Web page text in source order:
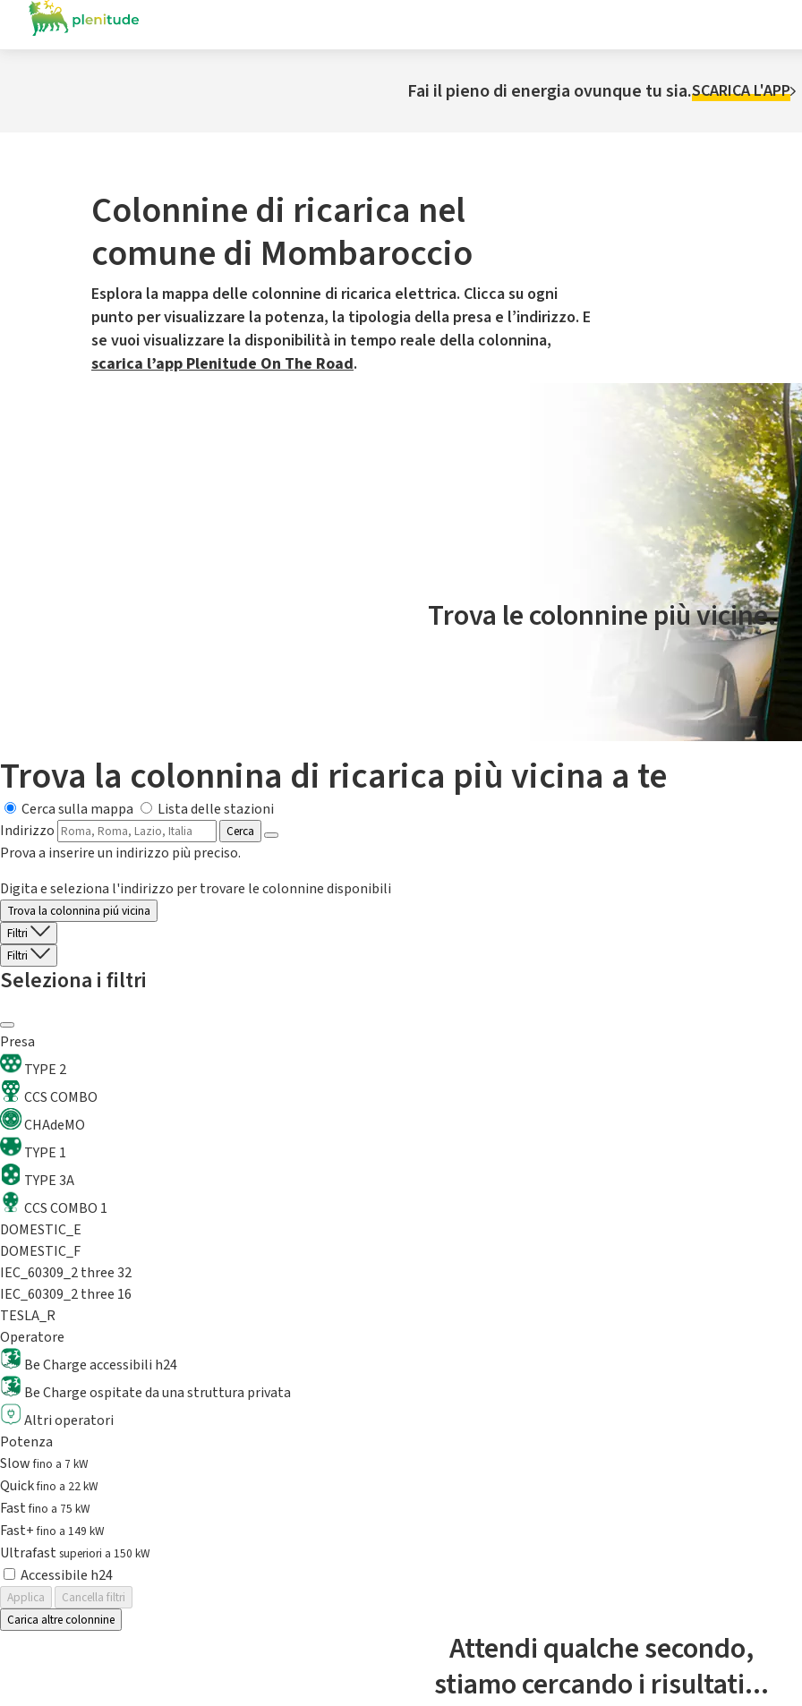
Fai il pieno di energia ovunque tu sia.SCARICA L'APP
Colonnine di ricarica nel
comune di Mombaroccio
Esplora la mappa delle colonnine di ricarica elettrica. Clicca su ogni
punto per visualizzare la potenza, la tipologia della presa e l’indirizzo. E
se vuoi visualizzare la disponibilità in tempo reale della colonnina,
scarica l’app Plenitude On The Road.
Il servizio di mobilità elettrica è gestito da Plenitude On The Road
Trova le colonnine più vicine.
Trova la colonnina di ricarica più vicina a te
Cerca sulla mappa
Lista delle stazioni
Indirizzo
Cerca
Prova a inserire un indirizzo più preciso.
Digita e seleziona l'indirizzo per trovare le colonnine disponibili
Trova la colonnina piú vicina
Filtri
Filtri
Seleziona i filtri
Presa
TYPE 2
CCS COMBO
CHAdeMO
TYPE 1
TYPE 3A
CCS COMBO 1
DOMESTIC_E
DOMESTIC_F
IEC_60309_2 three 32
IEC_60309_2 three 16
TESLA_R
Operatore
Be Charge accessibili h24
Be Charge ospitate da una struttura privata
Altri operatori
Potenza
Slowfino a 7 kW
Quickfino a 22 kW
Fastfino a 75 kW
Fast+fino a 149 kW
Ultrafast superiori a 150 kW
Accessibile h24
Applica
Cancella filtri
Carica altre colonnine
Attendi qualche secondo,
stiamo cercando i risultati...